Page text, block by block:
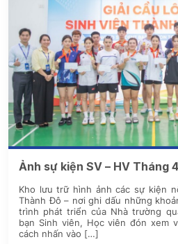
Ảnh sự kiện SV – HV Tháng
Kho lưu trữ hình ảnh các sự kiện
Thành Đô – nơi ghi dấu những
trình phát triển của Nhà trường
bạn Sinh viên, Học viên đón xem
cách nhấn vào […]